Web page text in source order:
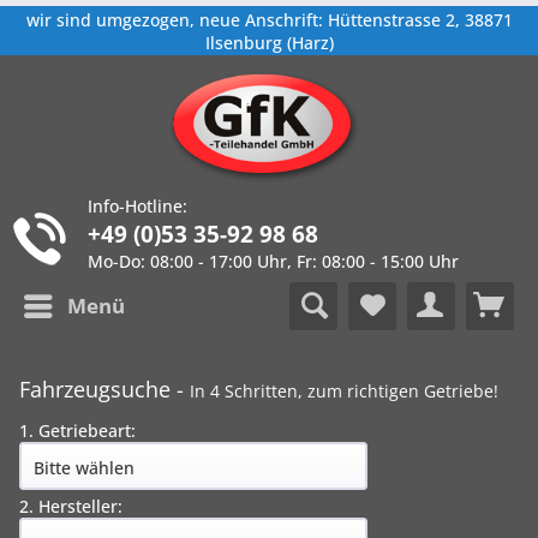
wir sind umgezogen, neue Anschrift: Hüttenstrasse 2, 38871
Ilsenburg (Harz)
Info-Hotline:
+49 (0)53 35-92 98 68
Mo-Do: 08:00 - 17:00 Uhr, Fr: 08:00 - 15:00 Uhr
Menü
Fahrzeugsuche - In 4 Schritten, zum richtigen Getriebe!
1. Getriebeart:
2. Hersteller: